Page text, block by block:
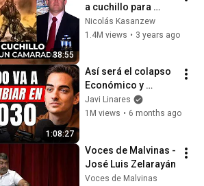
38:55
a cuchillo para
salvar un camarada
Nicolás Kasanzew
1.4M views • 3 years ago
1:08:27
Así será el colapso
Económico y
Demográfico de
Occidente (Santiago
Javi Linares
1M views • 6 months ago
Voces de Malvinas -
José Luis Zelarayán
Voces de Malvinas